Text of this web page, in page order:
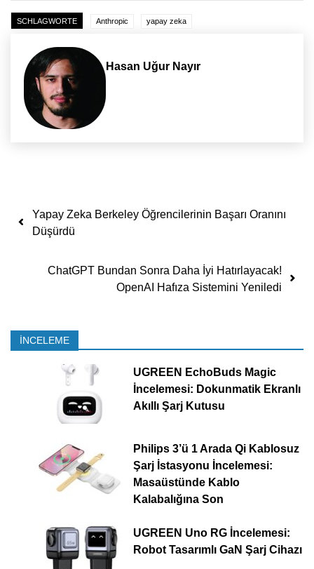
SCHLAGWORTE Anthropic yapay zeka
Hasan Uğur Nayır
Yazı dolaşımı
Yapay Zeka Berkeley Öğrencilerinin Başarı Oranını
Düşürdü
ChatGPT Bundan Sonra Daha İyi Hatırlayacak!
OpenAI Hafıza Sistemini Yeniledi
İNCELEME
UGREEN EchoBuds Magic
İncelemesi: Dokunmatik Ekranlı
Akıllı Şarj Kutusu
Philips 3’ü 1 Arada Qi Kablosuz
Şarj İstasyonu İncelemesi:
Masaüstünde Kablo
Kalabalığına Son
UGREEN Uno RG İncelemesi:
Robot Tasarımlı GaN Şarj Cihazı